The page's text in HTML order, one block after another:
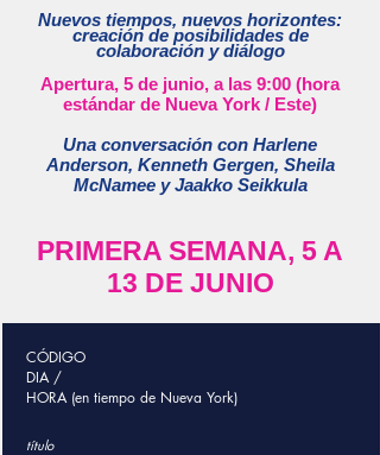
Nuevos tiempos, nuevos horizontes:
creación de posibilidades de
colaboración y diálogo
Apertura, 5 de junio, a las 9:00 (hora
estándar de Nueva York / Este)
Una conversación con Harlene
Anderson, Kenneth Gergen, Sheila
McNamee y Jaakko Seikkula
PRIMERA SEMANA, 5 A
13 DE JUNIO
CÓDIGO
DIA /
HORA (en tiempo de Nueva York)
título